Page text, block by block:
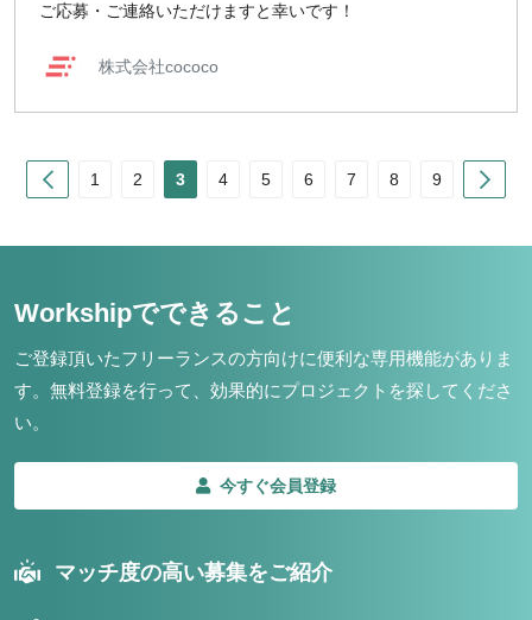
ご応募・ご連絡いただけますと幸いです！
株式会社cococo
Prev1 2 3 4 5 6 7 8 9
Workshipでできること
ご登録頂いたフリーランスの方向けに便利な専用機能がありま
す。 無料登録を行って、効果的にプロジェクトを探してくださ
い。
今すぐ会員登録
マッチ度の高い募集をご紹介